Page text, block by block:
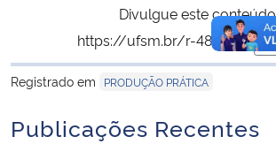
Divulgue este
https://ufsm.br/r-484-297
Registrado em
PRODUÇÃO PRÁTICA
Publicações Recentes